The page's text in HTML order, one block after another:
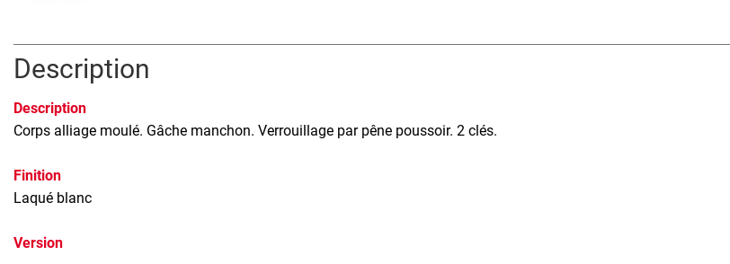
Description
Description
Corps alliage moulé. Gâche manchon. Verrouillage par pêne poussoir. 2 clés.
Finition
Laqué blanc
Version